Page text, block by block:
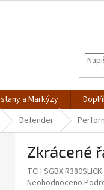
a Markýzy
Defender
Zkrácené
TCH SGBX R380SLICK
Průměrné
Neohodnoceno